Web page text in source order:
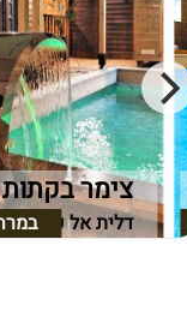
צימר
דלית אל כרמל,